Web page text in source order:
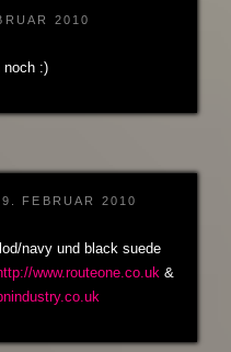
2010
noch :)
FEBRUAR 2010
navy und black suede
www.routeone.co.uk &